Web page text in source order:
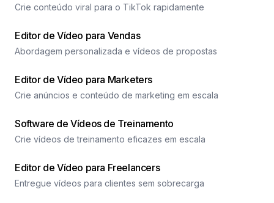
Crie conteúdo viral para o TikTok rapidamente
Editor de Vídeo para Vendas
Abordagem personalizada e vídeos de propostas
Editor de Vídeo para Marketers
Crie anúncios e conteúdo de marketing em escala
Software de Vídeos de Treinamento
Crie vídeos de treinamento eficazes em escala
Editor de Vídeo para Freelancers
Entregue vídeos para clientes sem sobrecarga